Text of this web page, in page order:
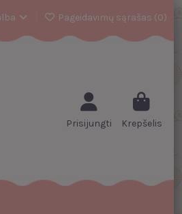
Pageidavimų sąrašas (0)
Prisijungti Krepšelis